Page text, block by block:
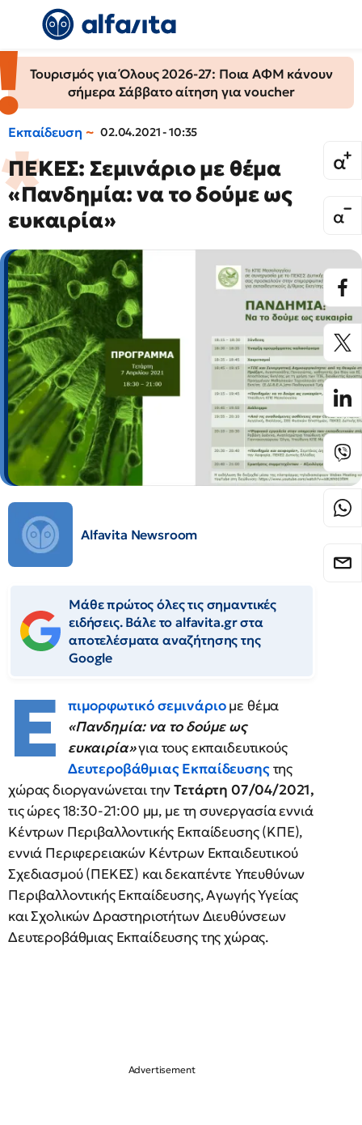
Τουρισμός για Όλους 2026-27: Ποια ΑΦΜ κάνουν
σήμερα Σάββατο αίτηση για voucher
Εκπαίδευση 02.04.2021 - 10:35
ΠΕΚΕΣ: Σεμινάριο με θέμα
«Πανδημία: να το δούμε ως
ευκαιρία»
Alfavita Newsroom
Μάθε πρώτος όλες τις σημαντικές
ειδήσεις. Βάλε το alfavita.gr στα
αποτελέσματα αναζήτησης της
Google
Ε πιμορφωτικό σεμινάριομε θέμα
«Πανδημία: να το δούμε ως
ευκαιρία»για τους εκπαιδευτικούς
Δευτεροβάθμιας Εκπαίδευσηςτης
χώρας διοργανώνεται τηνΤετάρτη 07/04/2021,
τις ώρες 18:30-21:00 μμ, με τη συνεργασία εννιά
Κέντρων Περιβαλλοντικής Εκπαίδευσης (ΚΠΕ),
εννιά Περιφερειακών Κέντρων Εκπαιδευτικού
Σχεδιασμού (ΠΕΚΕΣ) και δεκαπέντε Υπευθύνων
Περιβαλλοντικής Εκπαίδευσης, Αγωγής Υγείας
και Σχολικών Δραστηριοτήτων Διευθύνσεων
Δευτεροβάθμιας Εκπαίδευσης της χώρας.